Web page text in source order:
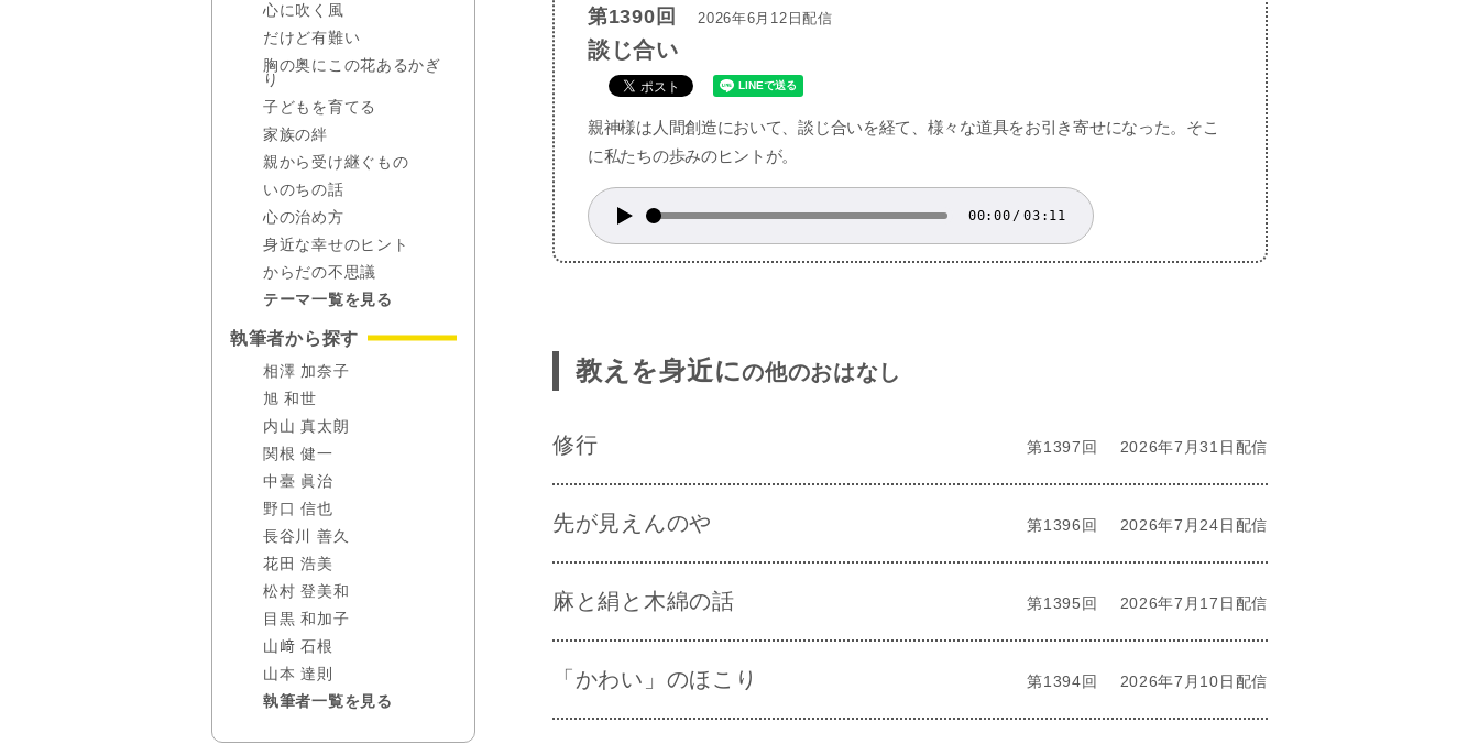
第1390回 2026年6月12日配信
談じ合い
親神様は人間創造において、談じ合いを経て、様々な道具をお引き寄せになった。そこ
に私たちの歩みのヒントが。
00:00 / 03:11
教えを身近にの他のおはなし
修行 第1397回 2026年7月31日配信
先が見えんのや 第1396回 2026年7月24日配信
麻と絹と木綿の話 第1395回 2026年7月17日配信
「かわい」のほこり 第1394回 2026年7月10日配信
心に吹く風
だけど有難い
胸の奥にこの花あるかぎ
り
子どもを育てる
家族の絆
親から受け継ぐもの
いのちの話
心の治め方
身近な幸せのヒント
からだの不思議
テーマ一覧を見る
執筆者から探す
相澤 加奈子
旭 和世
内山 真太朗
関根 健一
中臺 眞治
野口 信也
長谷川 善久
花田 浩美
松村 登美和
目黒 和加子
山﨑 石根
山本 達則
執筆者一覧を見る